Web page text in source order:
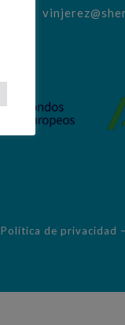
Política de privacidad –